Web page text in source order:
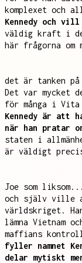
komplexet och
Kennedy och vill
väldig kraft i
här frågorna om
det är tanken
Det var mycket
för många i
Kennedy är att
när han pratar
staten i
är väldigt
Joe som
och själv ville
världskriget.
lämna Vietnam
maffians
fyller namnet
delar mytiskt